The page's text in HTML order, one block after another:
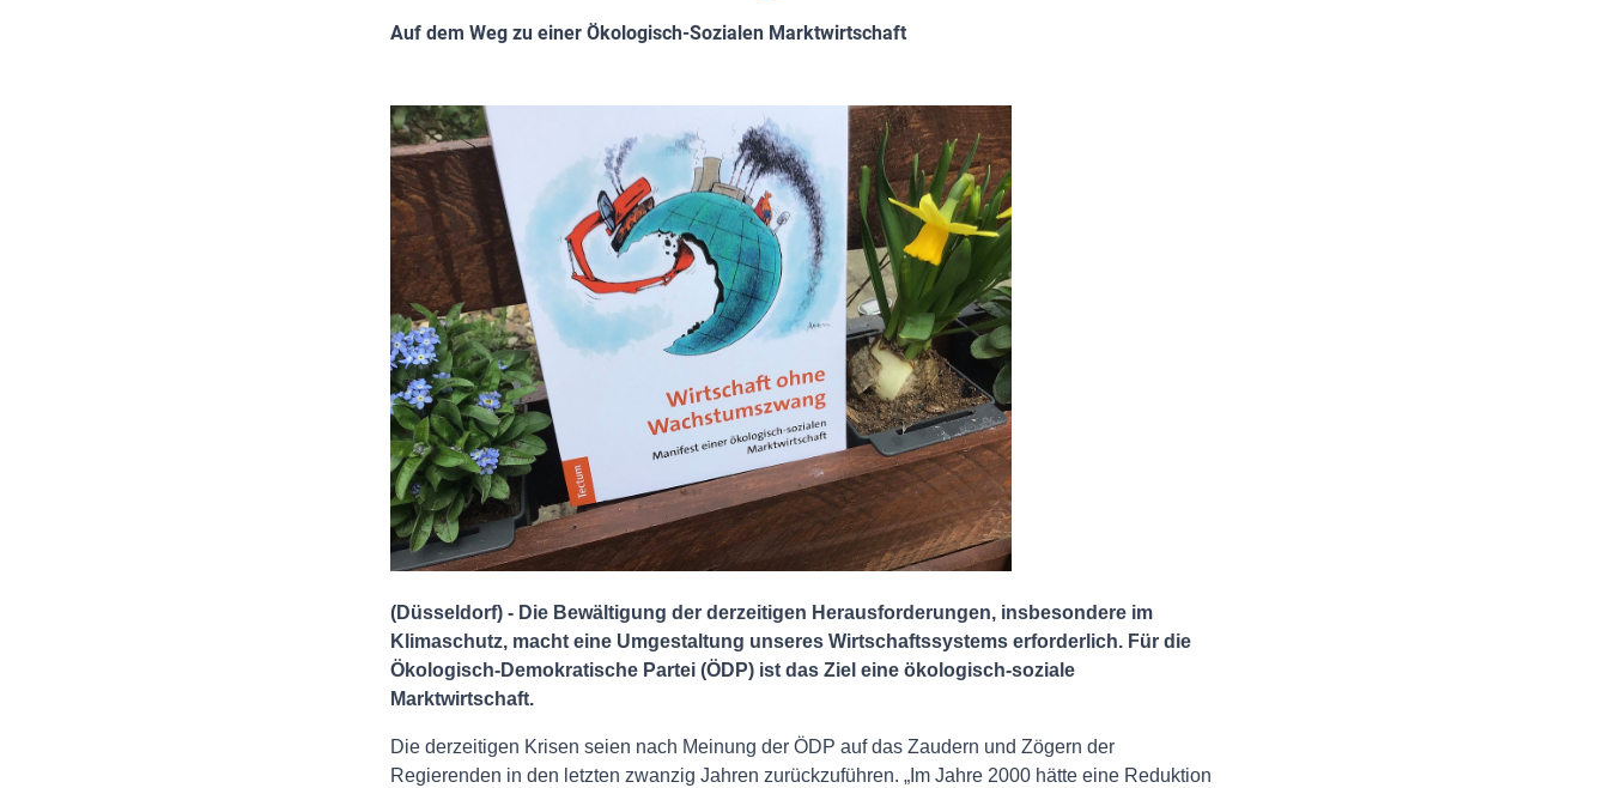
Auf dem Weg zu einer Ökologisch-Sozialen Marktwirtschaft
(Düsseldorf) - Die Bewältigung der derzeitigen Herausforderungen, insbesondere im
Klimaschutz, macht eine Umgestaltung unseres Wirtschaftssystems erforderlich. Für die
Ökologisch-Demokratische Partei (ÖDP) ist das Ziel eine ökologisch-soziale
Marktwirtschaft.
Die derzeitigen Krisen seien nach Meinung der ÖDP auf das Zaudern und Zögern der
Regierenden in den letzten zwanzig Jahren zurückzuführen. „Im Jahre 2000 hätte eine Reduktion